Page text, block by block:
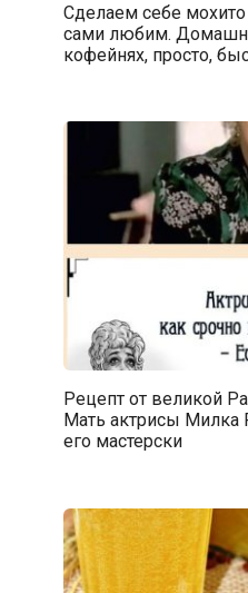
Сделаем себе
сами любим.
кофейнях, просто,
Рецепт от великой
Мать актрисы Милка
его мастерски